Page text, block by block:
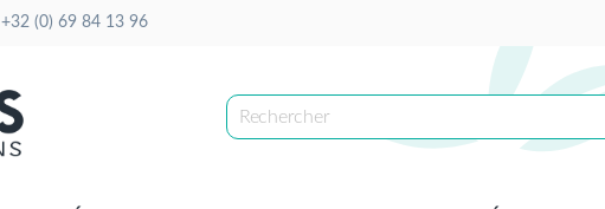
+32 (0) 69 84 13 96